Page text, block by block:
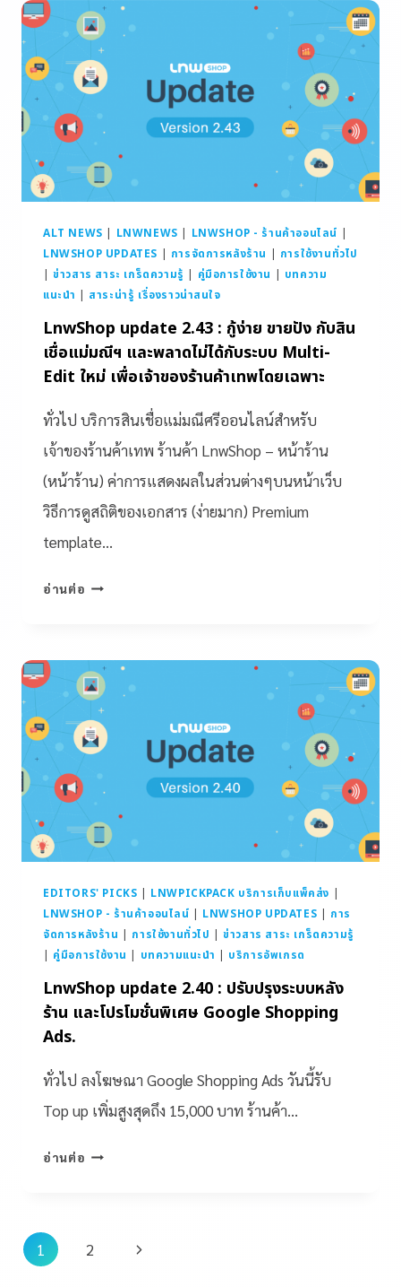
ALT NEWS | LNWNEWS | LNWSHOP - ร้านค้าออนไลน์ |
LNWSHOP UPDATES | การจัดการหลังร้าน | การใช้งานทั่วไป
|ข่าวสาร สาระ เกร็ดความรู้ | คู่มือการใช้งาน | บทความ
แนะนำ | สาระน่ารู้ เรื่องราวน่าสนใจ
LnwShop update 2.43 : กู้ง่าย ขายปัง กับสิน
เชื่อแม่มณีฯ และพลาดไม่ได้กับระบบ Multi-
Edit ใหม่ เพื่อเจ้าของร้านค้าเทพโดยเฉพาะ
ทั่วไป บริการสินเชื่อแม่มณีศรีออนไลน์สำหรับ
เจ้าของร้านค้าเทพ ร้านค้า LnwShop – หน้าร้าน
(หน้าร้าน) ค่าการแสดงผลในส่วนต่างๆบนหน้าเว็บ
วิธีการดูสถิติของเอกสาร (ง่ายมาก) Premium
template…
อ่านต่อ
EDITORS' PICKS | LNWPICKPACK บริการเก็บแพ็คส่ง |
LNWSHOP - ร้านค้าออนไลน์ | LNWSHOP UPDATES | การ
จัดการหลังร้าน | การใช้งานทั่วไป |ข่าวสาร สาระ เกร็ดความรู้
| คู่มือการใช้งาน | บทความแนะนำ | บริการอัพเกรด
LnwShop update 2.40 : ปรับปรุงระบบหลัง
ร้าน และโปรโมชั่นพิเศษ Google Shopping
Ads.
ทั่วไป ลงโฆษณา Google Shopping Ads วันนี้รับ
Top up เพิ่มสูงสุดถึง 15,000 บาท ร้านค้า…
อ่านต่อ
1 2